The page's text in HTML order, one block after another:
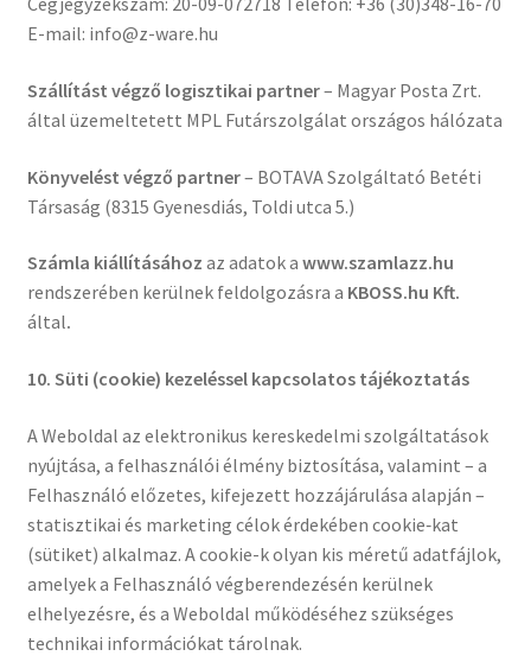
E-mail: info@z-ware.hu
Szállítást végző logisztikai partner– Magyar Posta Zrt.
által üzemeltetett MPL Futárszolgálat országos hálózata
Könyvelést végző partner– BOTAVA Szolgáltató Betéti
Társaság (8315 Gyenesdiás, Toldi utca 5.)
Számla kiállításához az adatok a www.szamlazz.hu
rendszerében kerülnek feldolgozásra a KBOSS.hu Kft.
által.
10. Süti (cookie) kezeléssel kapcsolatos tájékoztatás
A Weboldal az elektronikus kereskedelmi szolgáltatások
nyújtása, a felhasználói élmény biztosítása, valamint – a
Felhasználó előzetes, kifejezett hozzájárulása alapján –
statisztikai és marketing célok érdekében cookie‑kat
(sütiket) alkalmaz. A cookie-k olyan kis méretű adatfájlok,
amelyek a Felhasználó végberendezésén kerülnek
elhelyezésre, és a Weboldal működéséhez szükséges
technikai információkat tárolnak.